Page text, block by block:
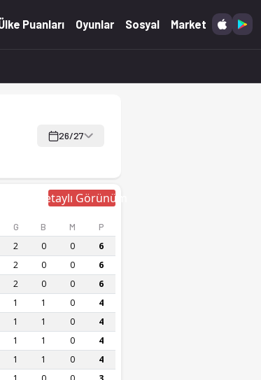
Puanları Oyunlar Sosyal Market
26/27
Detaylı Görünüm
G B M P
2 0 0 6
2 0 0 6
2 0 0 6
1 1 0 4
1 1 0 4
1 1 0 4
1 1 0 4